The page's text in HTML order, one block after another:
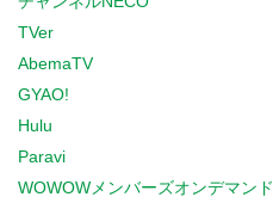
TVer
AbemaTV
GYAO!
Hulu
Paravi
WOWOWメンバーズオンデマンド